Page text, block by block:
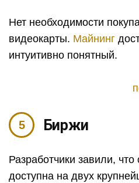
Нет необходимости
видеокарты. Майнинг
интуитивно понятный.
Биржи
Разработчики завили,
доступна на двух